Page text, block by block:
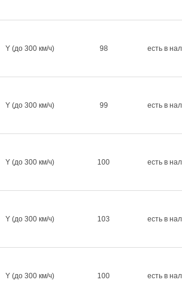
Y (до 300 км/ч) 98 есть в
Y (до 300 км/ч) 99 есть в
Y (до 300 км/ч) 100 есть в
Y (до 300 км/ч) 103 есть в
Y (до 300 км/ч) 100 есть в